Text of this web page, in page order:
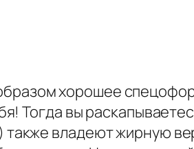
хорошее
Тогда вы
также владеют жирную